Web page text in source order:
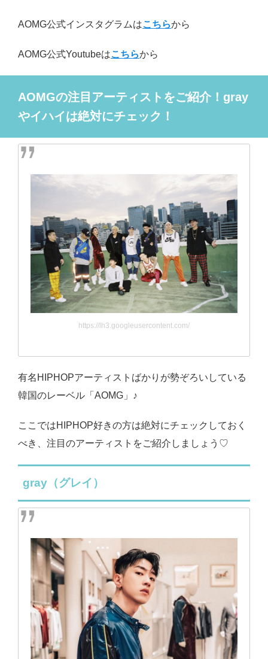
AOMG公式インスタグラムはこちらから
AOMG公式Youtubeはこちらから
AOMGの注目アーティストをご紹介！gray
やイハイは絶対にチェック！
https://lh3.googleusercontent.com/
有名HIPHOPアーティストばかりが勢ぞろいしている
韓国のレーベル「AOMG」♪
ここではHIPHOP好きの方は絶対にチェックしておく
べき、注目のアーティストをご紹介しましょう♡
gray（グレイ）